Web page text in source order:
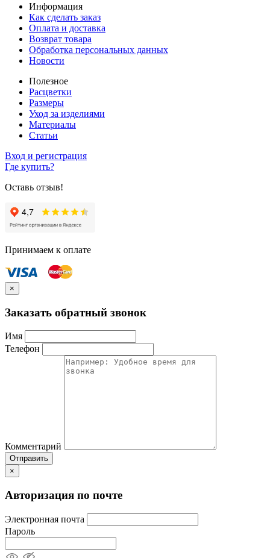
Информация
Как сделать заказ
Оплата и доставка
Возврат товара
Обработка персональных данных
Новости
Полезное
Расцветки
Размеры
Уход за изделиями
Материалы
Статьи
Вход и регистрация
Где купить?
Оставь отзыв!
Принимаем к оплате
×
Заказать обратный звонок
Имя
Телефон
Комментарий
Отправить
×
Авторизация по почте
Электронная почта
Пароль